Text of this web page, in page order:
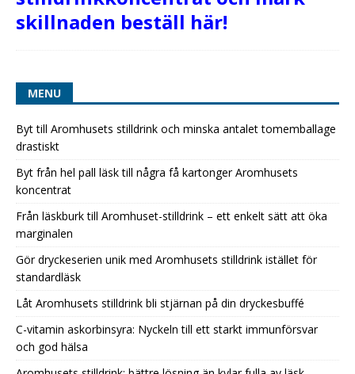
skillnaden beställ här!
MENU
Byt till Aromhusets stilldrink och minska antalet tomemballage
drastiskt
Byt från hel pall läsk till några få kartonger Aromhusets
koncentrat
Från läskburk till Aromhuset-stilldrink – ett enkelt sätt att öka
marginalen
Gör dryckeserien unik med Aromhusets stilldrink istället för
standardläsk
Låt Aromhusets stilldrink bli stjärnan på din dryckesbuffé
C-vitamin askorbinsyra: Nyckeln till ett starkt immunförsvar
och god hälsa